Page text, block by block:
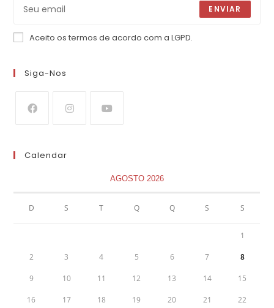
ENVIAR
Aceito os termos de acordo com a LGPD.
Siga-Nos
Calendar
AGOSTO 2026
D S T Q Q S S
1
2 3 4 5 6 7 8
9 10 11 12 13 14 15
16 17 18 19 20 21 22